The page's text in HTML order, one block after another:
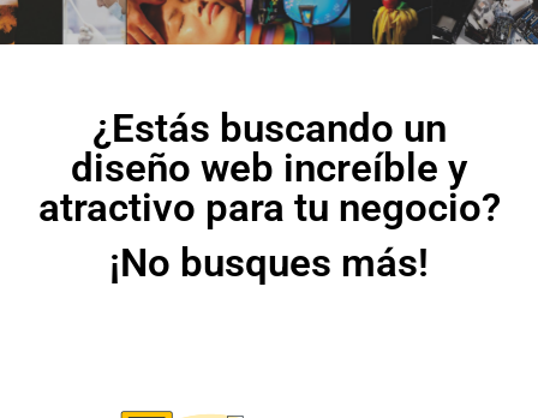
¿Estás buscando un
diseño web increíble y
atractivo para tu negocio?
¡No busques más!